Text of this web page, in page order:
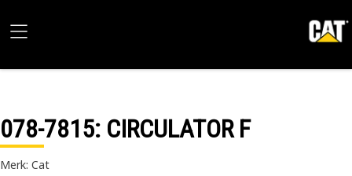
078-7815: CIRCULATOR F
Merk: Cat